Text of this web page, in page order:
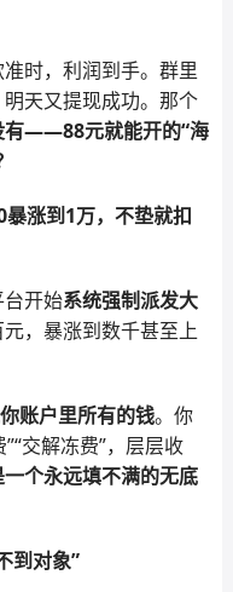
时，利润到手。群里
天又提现成功。那个
有——88元就能开的“海
涨到1万，不垫就扣
开始系统强制派发大
，暴涨到数千甚至上
账户里所有的钱。你
交解冻费”，层层收
个永远填不满的无底
到对象”